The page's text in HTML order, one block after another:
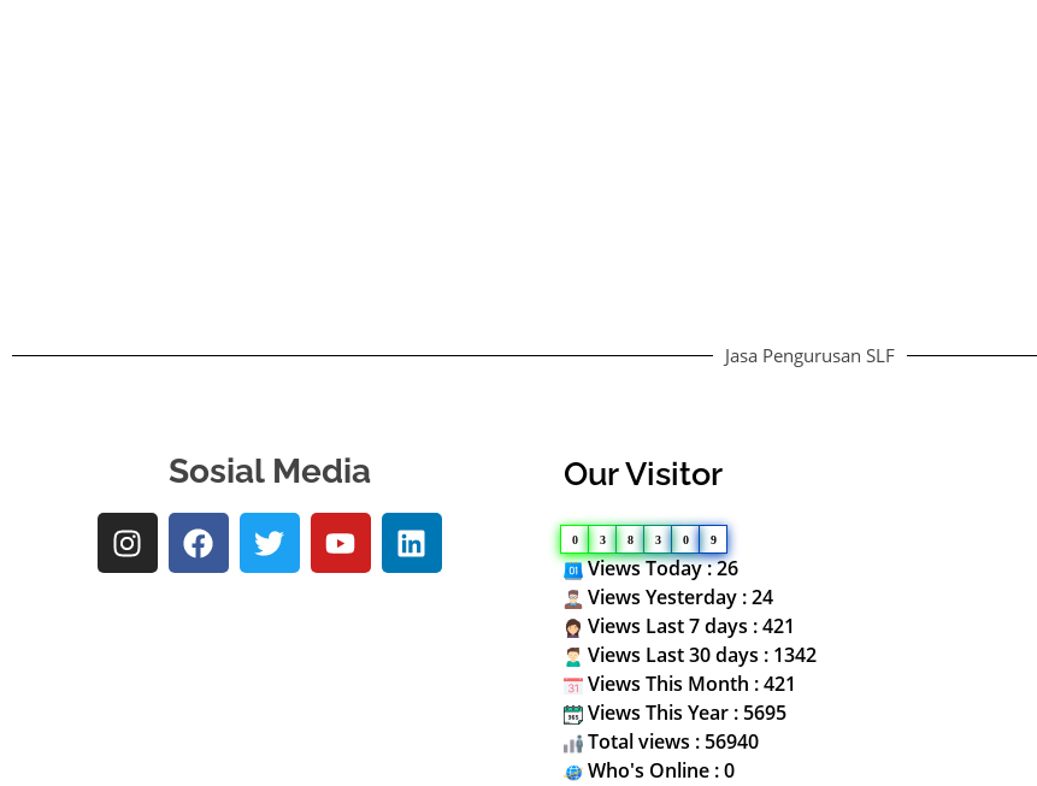
Jasa Pengurusan SLF
Sosial Media Our Visitor
0 3 8 3 0 9
Views Today : 26
Views Yesterday : 24
Views Last 7 days : 421
Views Last 30 days : 1342
Views This Month : 421
Views This Year : 5695
Total views : 56940
Who's Online : 0